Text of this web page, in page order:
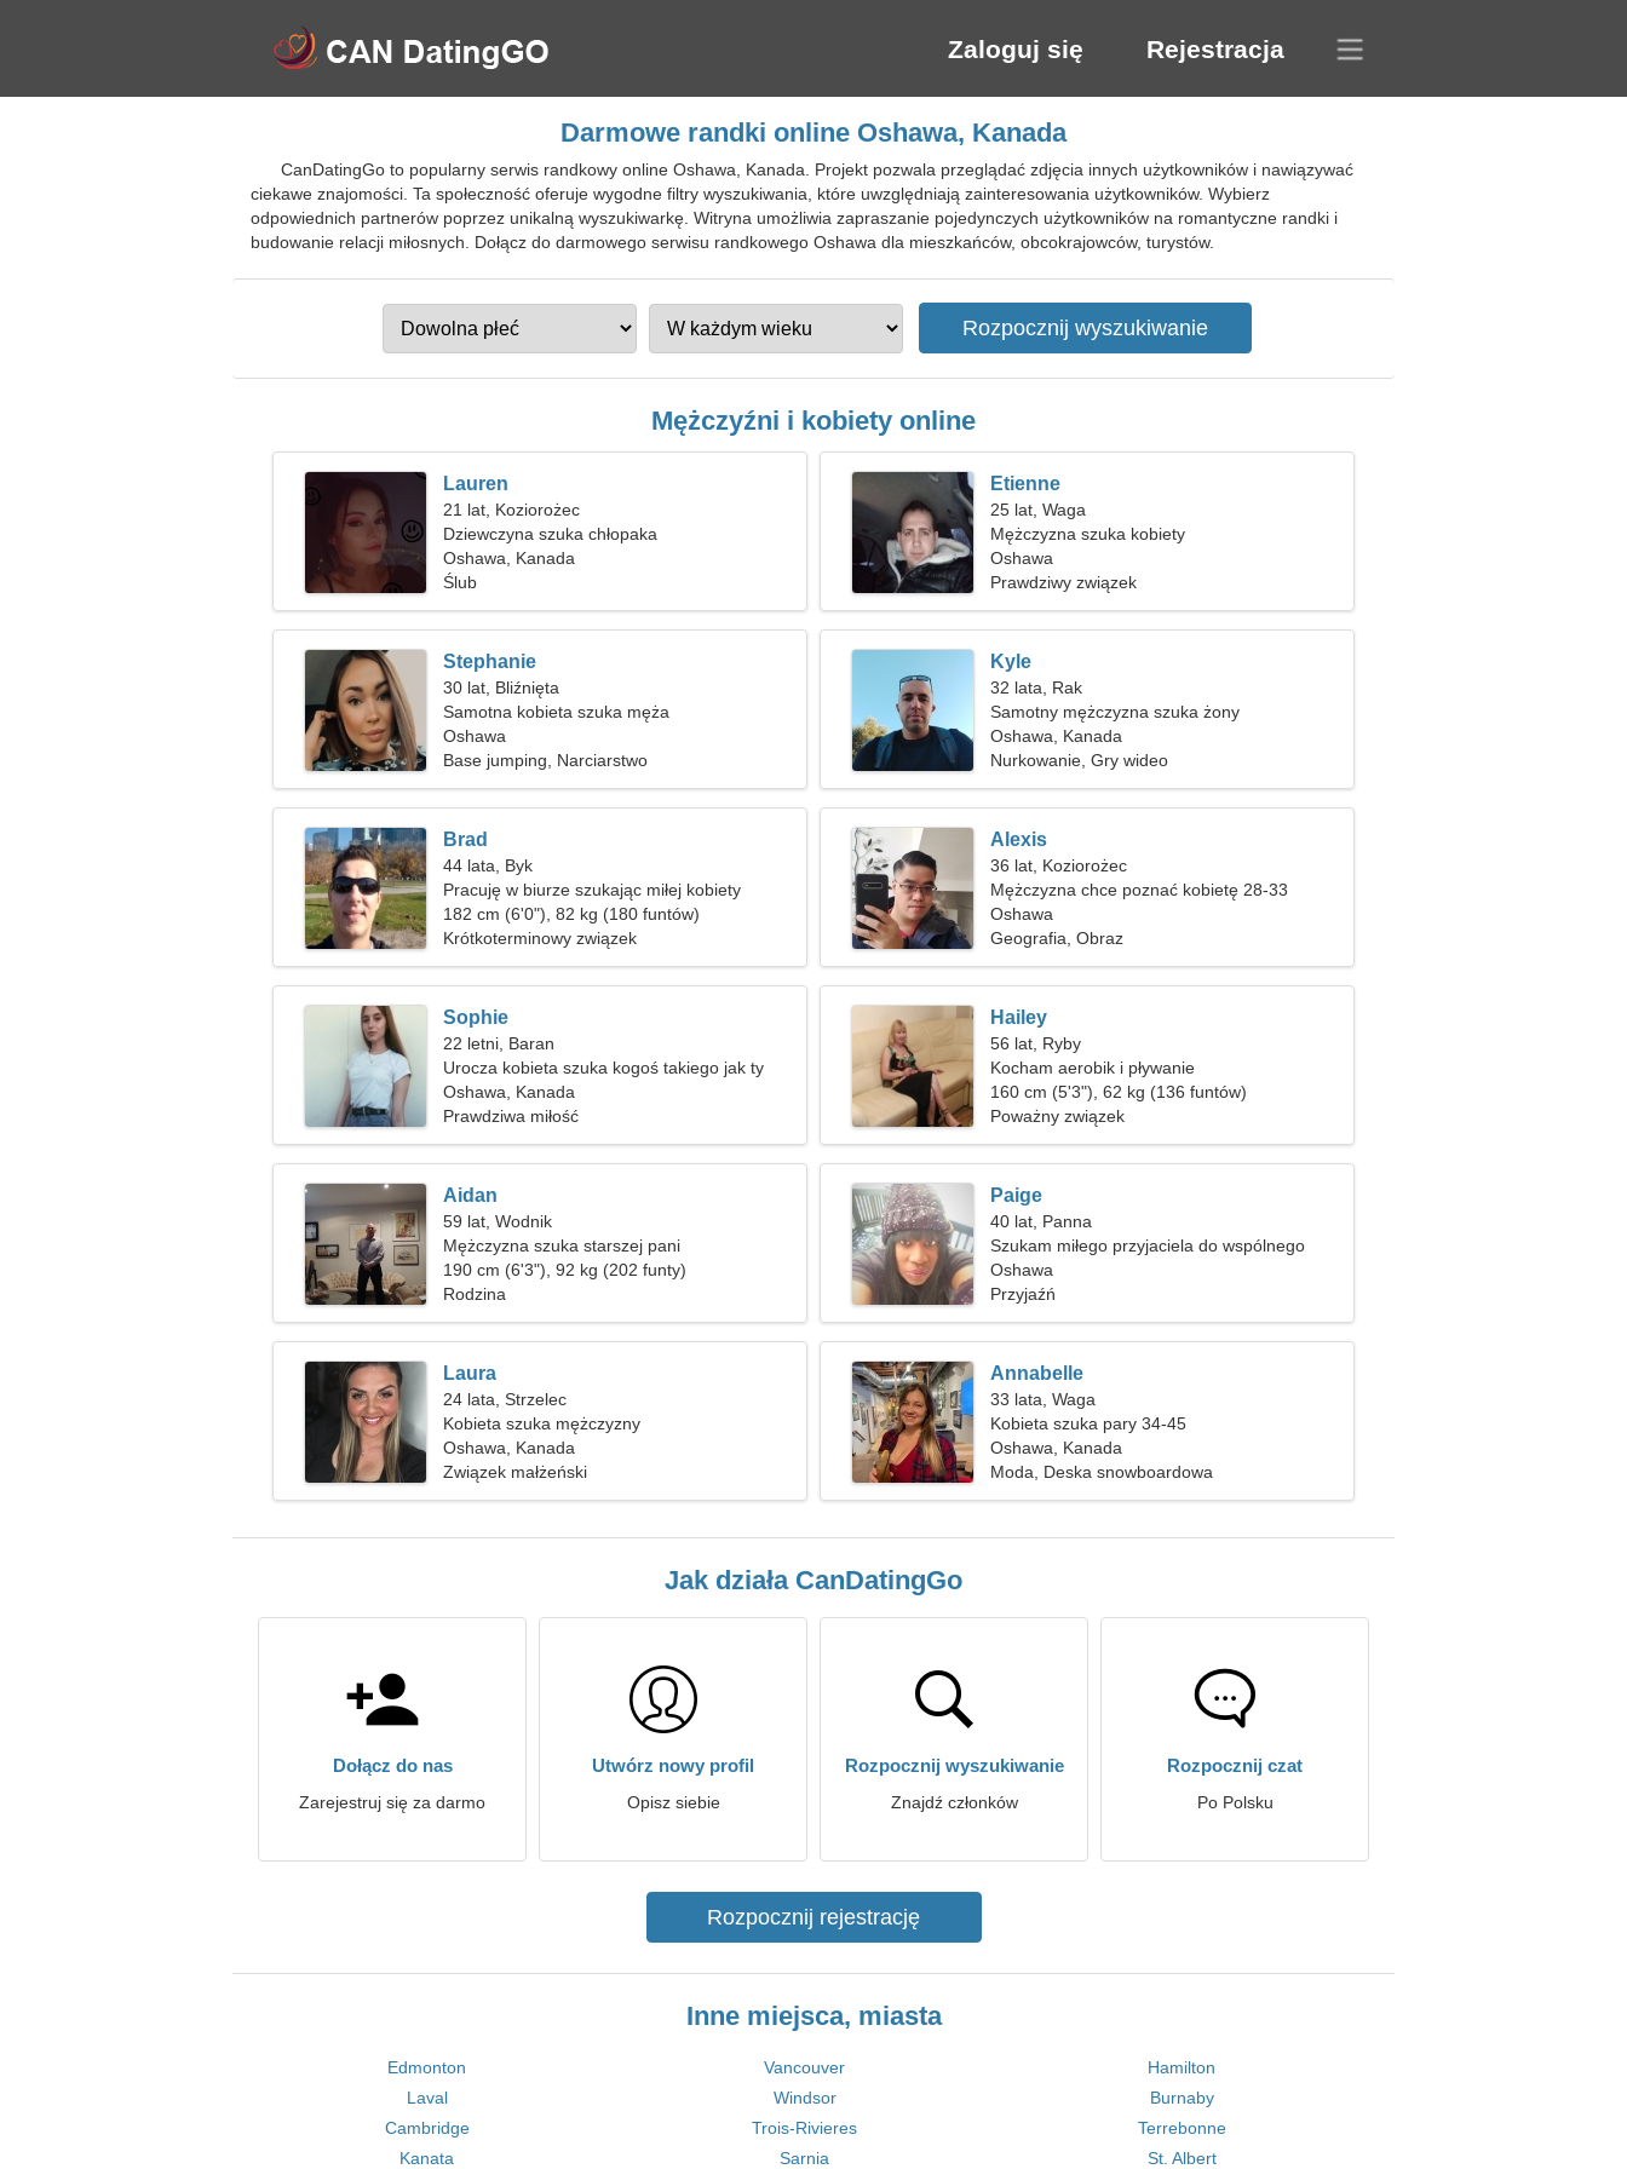
Zaloguj się Rejestracja
Darmowe randki online Oshawa, Kanada
CanDatingGo to popularny serwis randkowy online Oshawa, Kanada. Projekt pozwala przeglądać zdjęcia innych użytkowników i nawiązywać
ciekawe znajomości. Ta społeczność oferuje wygodne filtry wyszukiwania, które uwzględniają zainteresowania użytkowników. Wybierz
odpowiednich partnerów poprzez unikalną wyszukiwarkę. Witryna umożliwia zapraszanie pojedynczych użytkowników na romantyczne randki i
budowanie relacji miłosnych. Dołącz do darmowego serwisu randkowego Oshawa dla mieszkańców, obcokrajowców, turystów.
Mężczyźni i kobiety online
Lauren
21 lat, Koziorożec
Dziewczyna szuka chłopaka
Oshawa, Kanada
Ślub
Etienne
25 lat, Waga
Mężczyzna szuka kobiety
Oshawa
Prawdziwy związek
Stephanie
30 lat, Bliźnięta
Samotna kobieta szuka męża
Oshawa
Base jumping, Narciarstwo
Kyle
32 lata, Rak
Samotny mężczyzna szuka żony
Oshawa, Kanada
Nurkowanie, Gry wideo
Brad
44 lata, Byk
Pracuję w biurze szukając miłej kobiety
182 cm (6'0"), 82 kg (180 funtów)
Krótkoterminowy związek
Alexis
36 lat, Koziorożec
Mężczyzna chce poznać kobietę 28-33
Oshawa
Geografia, Obraz
Sophie
22 letni, Baran
Urocza kobieta szuka kogoś takiego jak ty
Oshawa, Kanada
Prawdziwa miłość
Hailey
56 lat, Ryby
Kocham aerobik i pływanie
160 cm (5'3"), 62 kg (136 funtów)
Poważny związek
Aidan
59 lat, Wodnik
Mężczyzna szuka starszej pani
190 cm (6'3"), 92 kg (202 funty)
Rodzina
Paige
40 lat, Panna
Szukam miłego przyjaciela do wspólnego
jeżdżenia na nartach
Oshawa
Przyjaźń
Laura
24 lata, Strzelec
Kobieta szuka mężczyzny
Oshawa, Kanada
Związek małżeński
Annabelle
33 lata, Waga
Kobieta szuka pary 34-45
Oshawa, Kanada
Moda, Deska snowboardowa
Jak działa CanDatingGo
Dołącz do nas
Zarejestruj się za darmo
Utwórz nowy profil
Opisz siebie
Rozpocznij wyszukiwanie
Znajdź członków
Rozpocznij czat
Po Polsku
Rozpocznij rejestrację
Inne miejsca, miasta
Edmonton Vancouver
Hamilton
Laval
Windsor
Burnaby
Cambridge
Trois-Rivieres
Terrebonne
Kanata
Sarnia St. Albert